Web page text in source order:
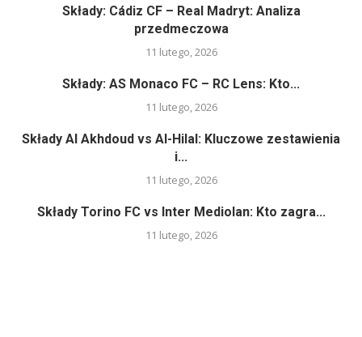
Składy: Cádiz CF – Real Madryt: Analiza
przedmeczowa
11 lutego, 2026
Składy: AS Monaco FC – RC Lens: Kto...
11 lutego, 2026
Składy Al Akhdoud vs Al-Hilal: Kluczowe zestawienia
i...
11 lutego, 2026
Składy Torino FC vs Inter Mediolan: Kto zagra...
11 lutego, 2026